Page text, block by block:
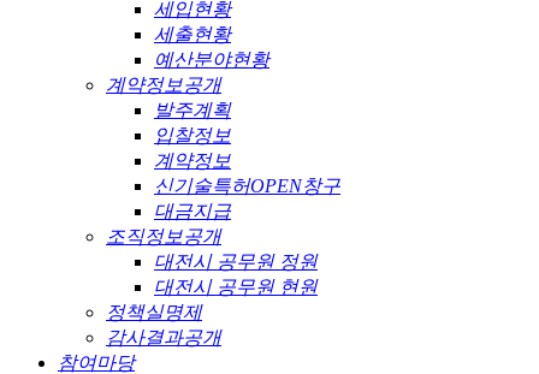
세입현황
세출현황
예산분야현황
계약정보공개
발주계획
입찰정보
계약정보
신기술특허OPEN창구
대금지급
조직정보공개
대전시 공무원 정원
대전시 공무원 현원
정책실명제
감사결과공개
참여마당